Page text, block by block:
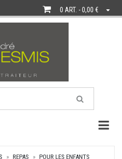
0 ART. - 0,00 €
REPAS POUR LES ENFANTS